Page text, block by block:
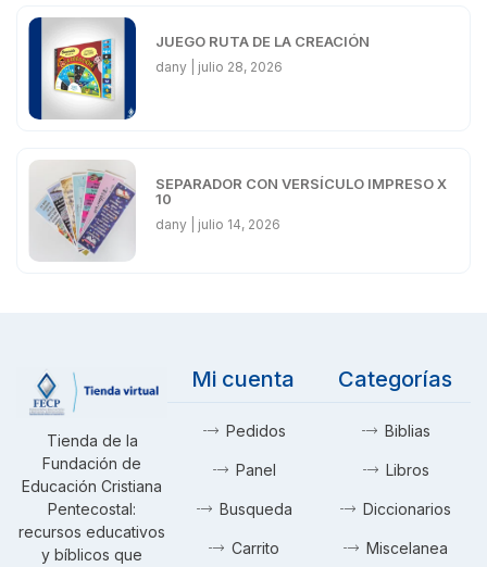
JUEGO RUTA DE LA CREACIÓN
dany julio 28, 2026
SEPARADOR CON VERSÍCULO IMPRESO X
10
dany julio 14, 2026
Tienda de la
Fundación de
Educación Cristiana
Pentecostal:
recursos educativos
y bíblicos que
Mi cuenta
Pedidos
Panel
Busqueda
Carrito
Categorías
Biblias
Libros
Diccionarios
Miscelanea